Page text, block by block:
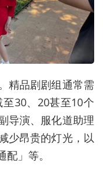
精品剧剧组通常需
30、20甚至10个
导演、服化道助理
少昂贵的灯光，以
」等。